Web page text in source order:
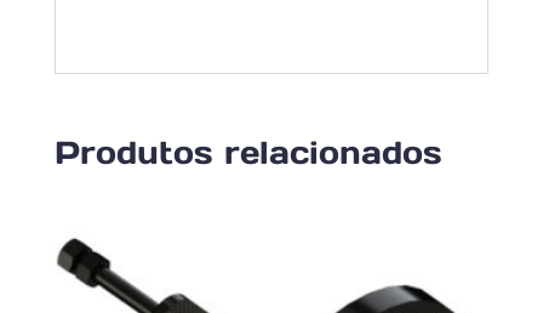
Produtos relacionados